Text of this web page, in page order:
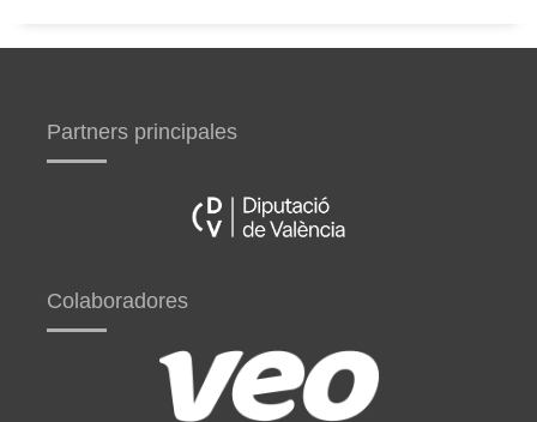
Partners principales
Colaboradores